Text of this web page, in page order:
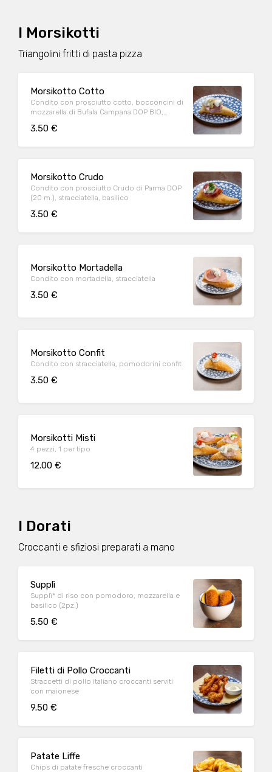
I Morsikotti
Triangolini fritti di pasta pizza
Morsikotto Cotto
Condito con prosciutto cotto, bocconcini di
mozzarella di Bufala Campana DOP BIO,
3.50 €
Morsikotto Crudo
Condito con prosciutto Crudo di Parma DOP
(20 m.), stracciatella, basilico
3.50 €
Morsikotto Mortadella
Condito con mortadella, stracciatella
3.50 €
Morsikotto Confit
Condito con stracciatella, pomodorini confit
3.50 €
Morsikotti Misti
4 pezzi, 1 per tipo
12.00 €
I Dorati
Croccanti e sfiziosi preparati a mano
Supplì
Supplì* di riso con pomodoro, mozzarella e
basilico (2pz.)
5.50 €
Filetti di Pollo Croccanti
Straccetti di pollo italiano croccanti serviti
con maionese
9.50 €
Patate Liffe
Chips di patate fresche croccanti